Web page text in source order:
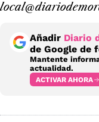
Añadir Diario
de Google de
Mantente
actualidad.
ACTIVAR AHORA